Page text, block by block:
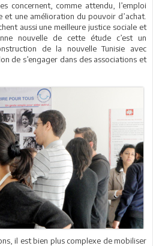
concernent, comme attendu, l’emploi
et une amélioration du pouvoir d’achat.
aussi une meilleure justice sociale et
nouvelle de cette étude c’est un
de la nouvelle Tunisie avec
de s’engager dans des associations et
il est bien plus complexe de mobiliser